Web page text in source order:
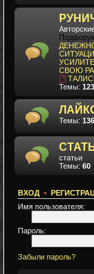
СВОЮ
Темы: 123
Темы: 136
статьи
Темы: 60
ВХОД •
Имя пользователя:
Пароль:
Забыли пароль?